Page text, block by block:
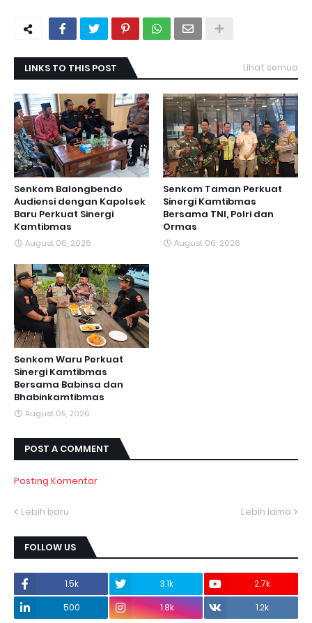
LINKS TO THIS POST Lihat semua
Senkom Balongbendo
Audiensi dengan Kapolsek
Baru Perkuat Sinergi
Kamtibmas
August 06, 2026
Senkom Taman Perkuat
Sinergi Kamtibmas
Bersama TNI, Polri dan
Ormas
August 06, 2026
Senkom Waru Perkuat
Sinergi Kamtibmas
Bersama Babinsa dan
Bhabinkamtibmas
August 05, 2026
POST A COMMENT
Posting Komentar
Lebih baru Lebih lama
FOLLOW US
1.5k 3.1k
2.7k
500
1.8k 1.2k